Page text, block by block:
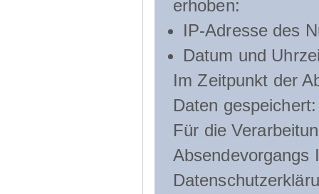
erhoben:
IP-Adresse des
Datum und
Im Zeitpunkt der
Daten gespeichert:
Für die
Absendevorgangs